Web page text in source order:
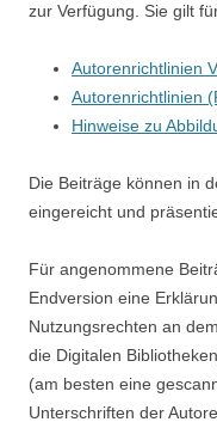
zur Verfügung. Sie gilt
Autorenrichtlinien
Autorenrichtlinien
Hinweise zu
Die Beiträge können in
eingereicht und
Für angenommene
Endversion eine
Nutzungsrechten an
die Digitalen
(am besten eine
Unterschriften der